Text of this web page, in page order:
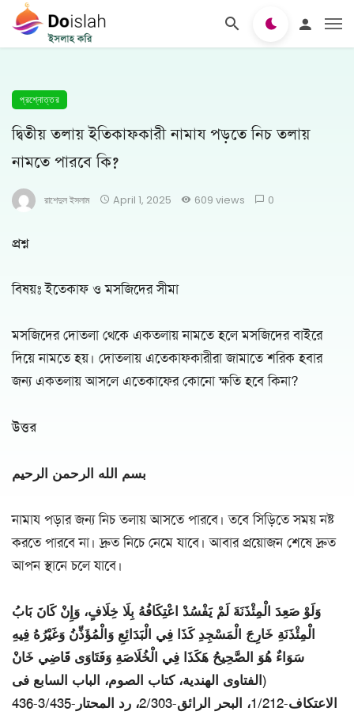
প্রশ্নোত্তর
দ্বিতীয় তলায় ইতিকাফকারী নামায পড়তে নিচ তলায়
নামতে পারবে কি?
রাশেদুল ইসলাম April 1, 2025 609 views 0
প্রশ্ন
বিষয়ঃ ইতেকাফ ও মসজিদের সীমা
মসজিদের দোতলা থেকে একতলায় নামতে হলে মসজিদের বাইরে
দিয়ে নামতে হয়। দোতলায় এতেকাফকারীরা জামাতে শরিক হবার
জন্য একতলায় আসলে এতেকাফের কোনো ক্ষতি হবে কিনা?
উত্তর
بسم الله الرحمن الرحيم
নামায পড়ার জন্য নিচ তলায় আসতে পারবে। তবে সিড়িতে সময় নষ্ট
করতে পারবে না। দ্রুত নিচে নেমে যাবে। আবার প্রয়োজন শেষে দ্রুত
আপন স্থানে চলে যাবে।
وَلَوْ صَعِدَ الْمِئْذَنَةَ لَمْ يَفْسُدْ اعْتِكَافُهُ بِلَا خِلَافٍ، وَإِنْ كَانَ بَابُ
الْمِئْذَنَةِ خَارِجَ الْمَسْجِدِ كَذَا فِي الْبَدَائِعِ وَالْمُؤَذِّنُ وَغَيْرُهُ فِيهِ
سَوَاءٌ هُوَ الصَّحِيحُ هَكَذَا فِي الْخُلَاصَةِ وَفَتَاوَى قَاضِي خَانْ
(الفتاوى الهندية، كتاب الصوم، الباب السابع فى
الاعتكاف-1/212، البحر الرائق-2/303، رد المحتار-3/435-436